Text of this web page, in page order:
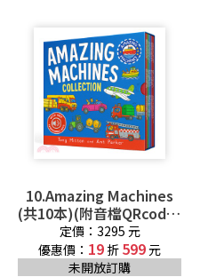
10.Amazing Machines
(共10本)(附音檔QRcode)
廖彩杏老師推薦有聲書第
2年第15-16週
定價：3295 元
優惠價： 19 折 599元
未開放訂購